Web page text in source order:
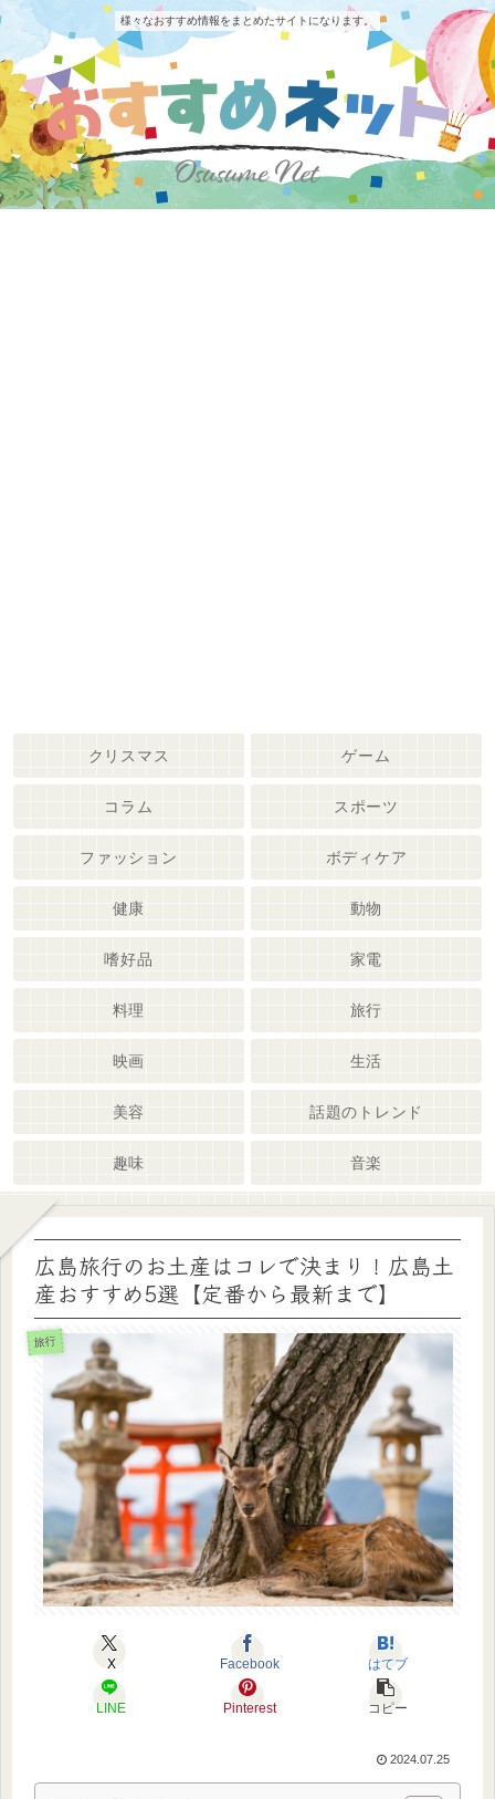
様々なおすすめ情報をまとめたサイトになります。
クリスマス ゲーム
コラム スポーツ
ファッション ボディケア
健康 動物
嗜好品 家電
料理 旅行
映画 生活
美容 話題のトレンド
趣味 音楽
広島旅行のお土産はコレで決まり！広島土
産おすすめ5選【定番から最新まで】
旅行
X Facebook はてブ
LINE Pinterest コピー
2024.07.25